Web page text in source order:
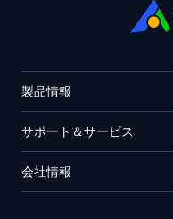
製品情報
サポート＆サービス
会社情報